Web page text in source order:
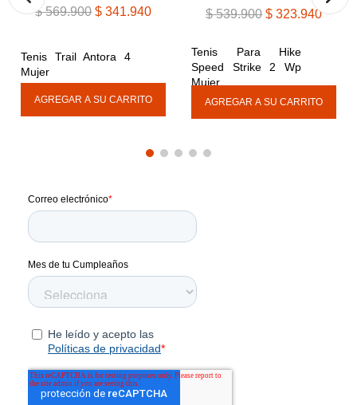
$ 569.900 $ 341.940
Tenis Trail Antora 4
Mujer
$ 539.900 $ 323.940
Tenis Para Hike
Speed Strike 2 Wp
Mujer